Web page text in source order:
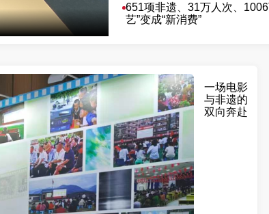
651项非遗、31万人次、
艺”变成“新消费”
一场电影
与非遗的
双向奔赴